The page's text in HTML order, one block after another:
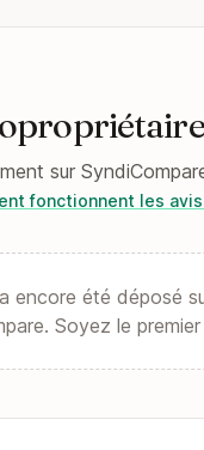
sur
fonctionnent les
encore été déposé
Soyez le premier